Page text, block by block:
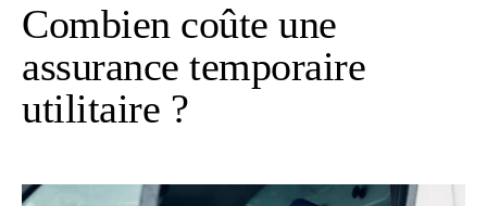
Combien coûte une
assurance temporaire
utilitaire ?